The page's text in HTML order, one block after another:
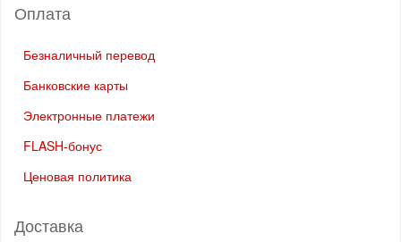
Оплата
Безналичный перевод
Банковские карты
Электронные платежи
FLASH-бонус
Ценовая политика
Доставка